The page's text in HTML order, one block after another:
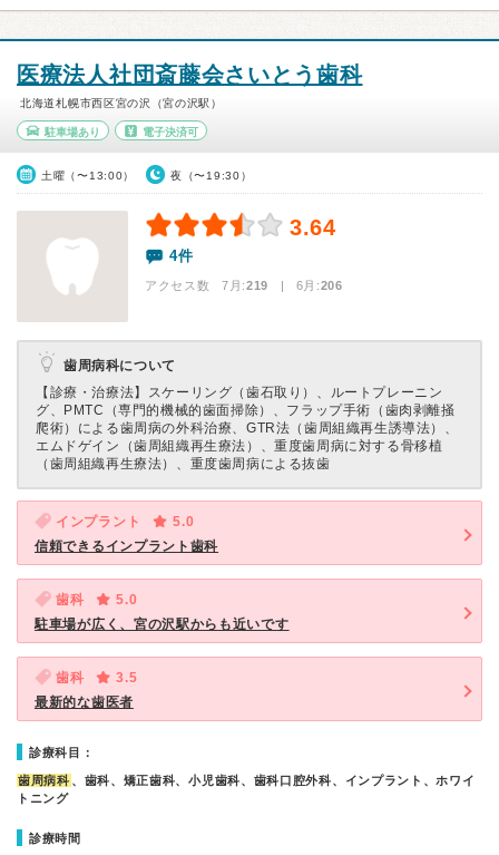
医療法人社団斎藤会さいとう歯科
北海道札幌市西区宮の沢（宮の沢駅）
駐車場あり 電子決済可
土曜（〜13:00） 夜（〜19:30）
3.64
4件
アクセス数 7月:219 | 6月:206
歯周病科について
【診療・治療法】 スケーリング（歯石取り）、ルートプレーニン
グ、PMTC（専門的機械的歯面掃除）、フラップ手術（歯肉剥離掻
爬術）による歯周病の外科治療、GTR法（歯周組織再生誘導法）、
エムドゲイン（歯周組織再生療法）、重度歯周病に対する骨移植
（歯周組織再生療法）、重度歯周病による抜歯
インプラント
5.0
信頼できるインプラント歯科
歯科
5.0
駐車場が広く、宮の沢駅からも近いです
歯科
3.5
最新的な歯医者
診療科目：
歯周病科 、歯科、矯正歯科、小児歯科、歯科口腔外科、インプラント、ホワイ
トニング
診療時間